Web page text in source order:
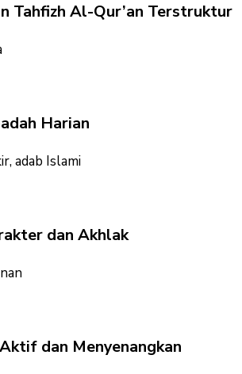
Tahfizh Al-Qur’an Terstruktur
Harian
adab Islami
dan Akhlak
dan Menyenangkan